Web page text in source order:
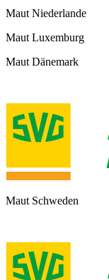
Maut Niederlande
Maut Luxemburg
Maut Dänemark
Maut Schweden